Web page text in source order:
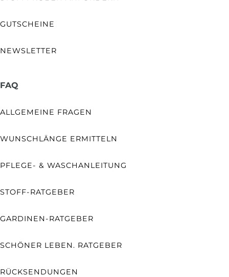
GUTSCHEINE
NEWSLETTER
FAQ
ALLGEMEINE FRAGEN
WUNSCHLÄNGE ERMITTELN
PFLEGE- & WASCHANLEITUNG
STOFF-RATGEBER
GARDINEN-RATGEBER
SCHÖNER LEBEN. RATGEBER
RÜCKSENDUNGEN